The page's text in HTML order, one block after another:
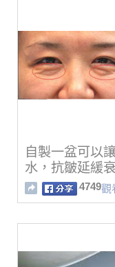
自製一盆可以
水，抗皺延緩
4749觀